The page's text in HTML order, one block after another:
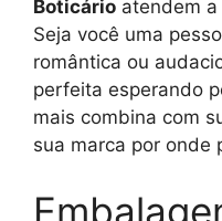
Boticário atendem
Seja você uma
romântica ou
perfeita esperando
mais combina com
sua marca por onde